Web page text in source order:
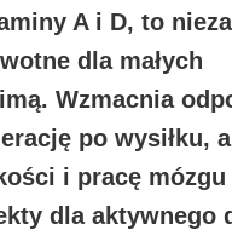
A i D, to
dla małych
Wzmacnia
po wysiłku,
i pracę mózgu
dla aktywnego